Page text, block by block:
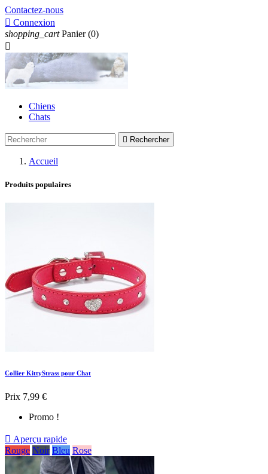
Contactez-nous
 Connexion
shopping_cart Panier (0)

Chiens
Chats
 Rechercher
Accueil
Produits populaires
Collier KittyStrass pour Chat
Prix 7,99 €
Promo !
 Aperçu rapide
Rouge Noir Bleu Rose